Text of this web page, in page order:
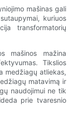
mašinas gali
kuriuos
transformatorių
mašinos mažina
Tikslios
medžiagų atliekas,
matavimą ir
naudojimui ne tik
prie tvaresnio